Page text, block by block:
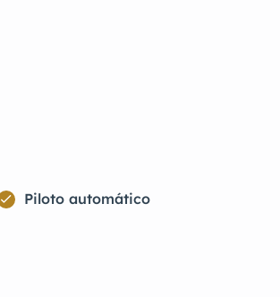
Piloto automático